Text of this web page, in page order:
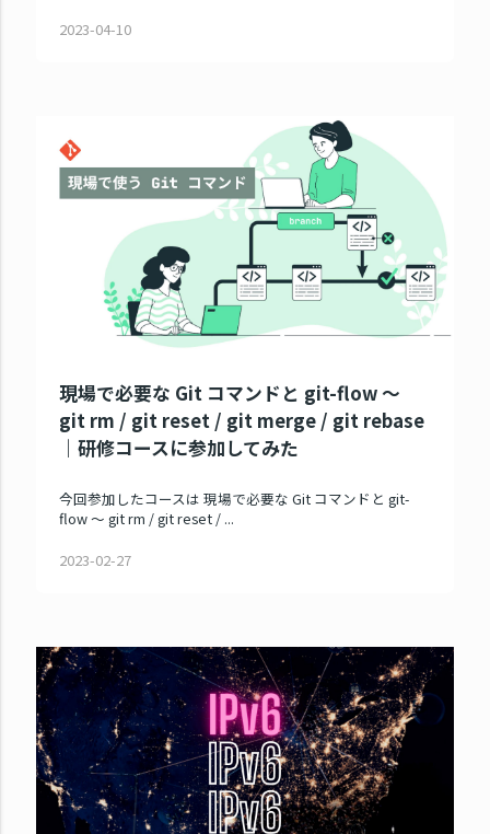
2023-04-10
現場で必要な Git コマンドと git-flow ～
git rm / git reset / git merge / git rebase
｜研修コースに参加してみた
今回参加したコースは 現場で必要な Git コマンドと git-
flow ～ git rm / git reset / ...
2023-02-27